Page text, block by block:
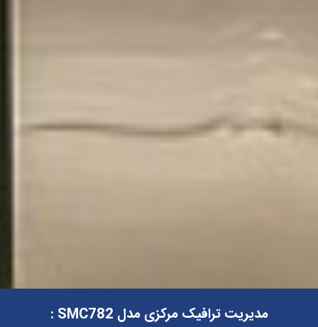
مدیریت ترافیک مرکزی مدل SMC782 :